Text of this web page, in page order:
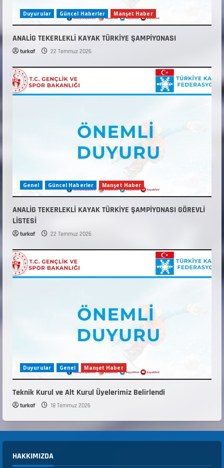
Duyurular Güncel Haberler Manşet Haber
ANALİG TEKERLEKLİ KAYAK TÜRKİYE ŞAMPİYONASI
turkaf 22 Temmuz 2026
Genel Güncel Haberler Manşet Haber
ANALİG TEKERLEKLİ KAYAK TÜRKİYE ŞAMPİYONASI GÖREVLİ
LİSTESİ
turkaf 22 Temmuz 2026
Duyurular Genel Manşet Haber
Teknik Kurul ve Alt Kurul Üyelerimiz Belirlendi
turkaf 18 Temmuz 2026
HAKKIMIZDA